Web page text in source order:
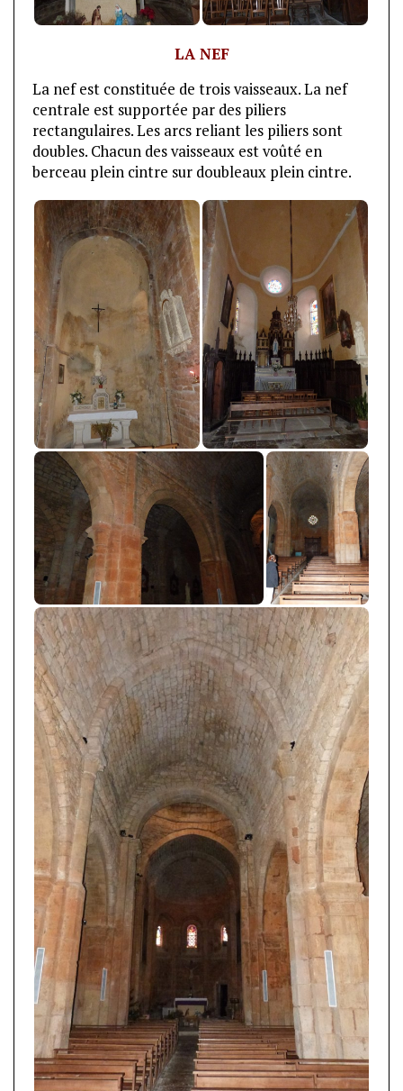
LA NEF
La nef est constituée de trois vaisseaux. La nef
centrale est supportée par des piliers
rectangulaires. Les arcs reliant les piliers sont
doubles. Chacun des vaisseaux est voûté en
berceau plein cintre sur doubleaux plein cintre.